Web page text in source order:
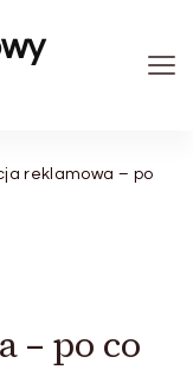
reklamowa – po
– po co